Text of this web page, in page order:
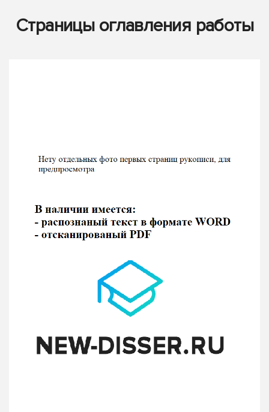
Страницы оглавления работы